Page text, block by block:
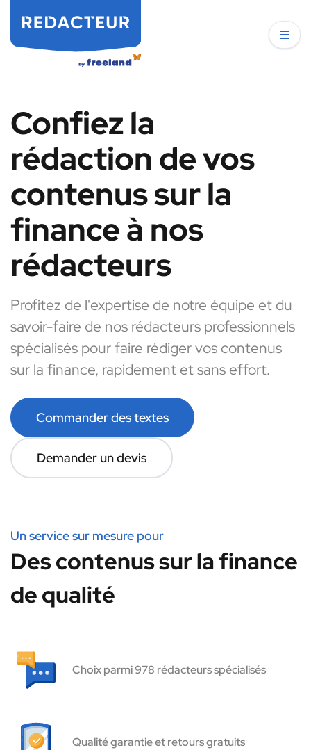
Confiez la
rédaction de vos
contenus sur la
finance à nos
rédacteurs
Profitez de l'expertise de notre équipe et du
savoir-faire de nos rédacteurs professionnels
spécialisés pour faire rédiger vos contenus
sur la finance, rapidement et sans effort.
Commander des textes
Demander un devis
Un service sur mesure pour
Des contenus sur la finance
de qualité
Choix parmi 978 rédacteurs spécialisés
Qualité garantie et retours gratuits